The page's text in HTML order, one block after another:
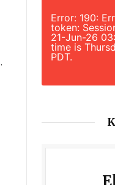
Error: 190:
token:
21-Jun-26
time is
PDT.